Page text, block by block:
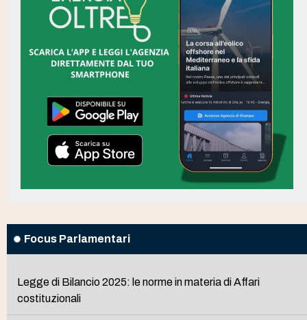
Focus Parlamentari
Legge di Bilancio 2025: le norme in materia di Affari
costituzionali